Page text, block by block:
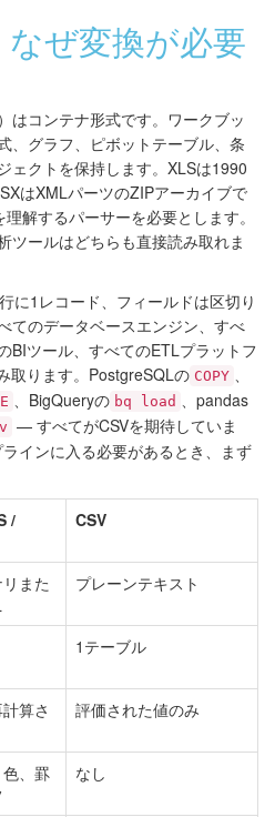
なぜ変換が必要
はコンテナ形式です。ワークブッ
、グラフ、ピボットテーブル、条
ェクトを保持します。XLSは1990
はXMLパーツのZIPアーカイブで
解するパーサーを必要とします。
ツールはどちらも直接読み取れま
に1レコード、フィールドは区切り
てのデータベースエンジン、すべ
BIツール、すべてのETLプラットフ
取ります。PostgreSQLの COPY 、
、BigQueryの bq load 、pandas
— すべてがCSVを期待していま
インに入る必要があるとき、まず
/
CSV
また
プレーンテキスト
1テーブル
算さ
評価された値のみ
、罫
なし